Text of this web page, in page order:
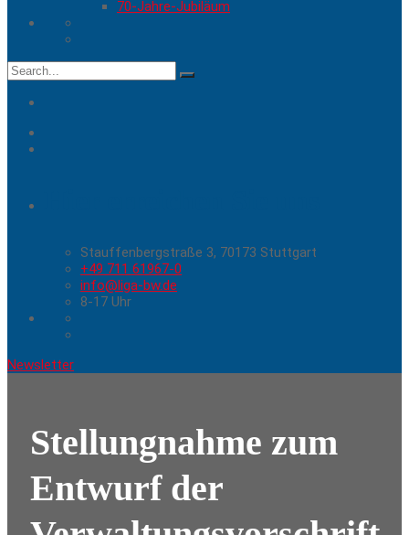
70-Jahre-Jubiläum
Search
for:
Stauffenbergstraße 3, 70173 Stuttgart
+49 711 61967-0
info@liga-bw.de
8-17 Uhr
Newsletter
Stellungnahme zum
Entwurf der